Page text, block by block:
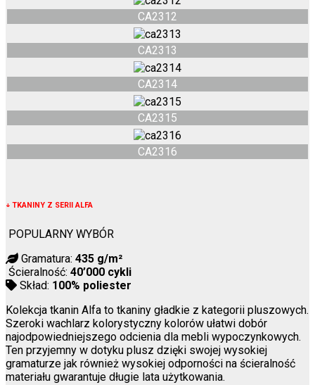
CA2312
CA2313
CA2314
CA2315
CA2316
↓ TKANINY Z SERII ALFA
POPULARNY WYBÓR
Gramatura: 435 g/m²
Ścieralność: 40’000 cykli
Skład: 100% poliester
Kolekcja tkanin Alfa to tkaniny gładkie z kategorii pluszowych.
Szeroki wachlarz kolorystyczny kolorów ułatwi dobór
najodpowiedniejszego odcienia dla mebli wypoczynkowych.
Ten przyjemny w dotyku plusz dzięki swojej wysokiej
gramaturze jak również wysokiej odporności na ścieralność
materiału gwarantuje długie lata użytkowania.